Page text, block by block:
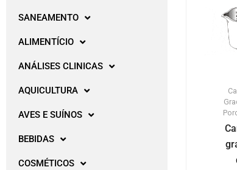
SANEAMENTO
ALIMENTÍCIO
ANÁLISES CLINICAS
AQUICULTURA
AVES E SUÍNOS
BEBIDAS
COSMÉTICOS